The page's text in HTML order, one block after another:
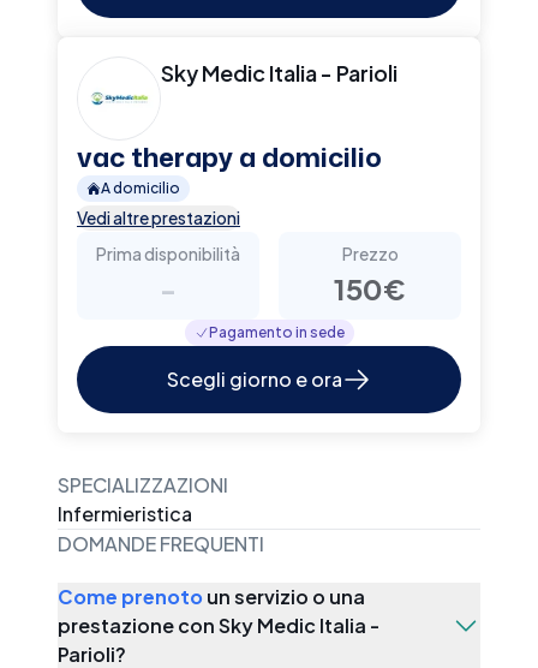
Sky Medic Italia - Parioli
vac therapy a domicilio
A domicilio
Vedi altre prestazioni
Prima disponibilità
-
Prezzo
150€
Pagamento in sede
Scegli giorno e ora
SPECIALIZZAZIONI
Infermieristica
DOMANDE FREQUENTI
Come prenotoun servizio o una
prestazione conSky Medic Italia -
Parioli?